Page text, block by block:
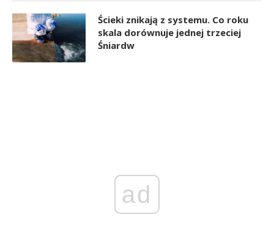
Ścieki znikają z systemu. Co roku
skala dorównuje jednej trzeciej
Śniardw
ad